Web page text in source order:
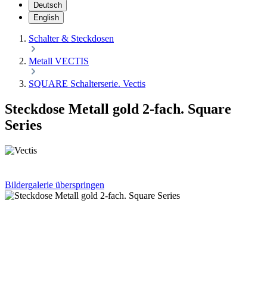
Deutsch
English
Schalter & Steckdosen
Metall VECTIS
SQUARE Schalterserie. Vectis
Steckdose Metall gold 2-fach. Square
Series
Bildergalerie überspringen